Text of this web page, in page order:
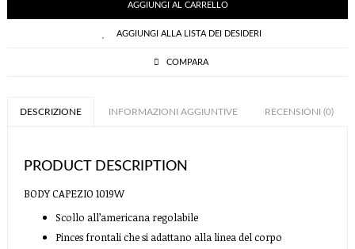
AGGIUNGI AL CARRELLO
AGGIUNGI ALLA LISTA DEI DESIDERI
COMPARA
DESCRIZIONE INFORMAZIONI AGGIUNTIVE RECENSIONI (0)
PRODUCT DESCRIPTION
BODY CAPEZIO 1019W
Scollo all’americana regolabile
Pinces frontali che si adattano alla linea del corpo